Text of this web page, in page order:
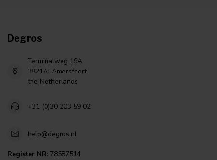
Degros
Terminalweg 19A
3821AJ Amersfoort
the Netherlands
+31 (0)30 203 59 02
help@degros.nl
Register NR: 78587514